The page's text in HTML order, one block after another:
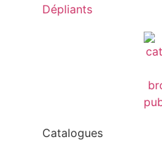
Dépliants
Catalogues